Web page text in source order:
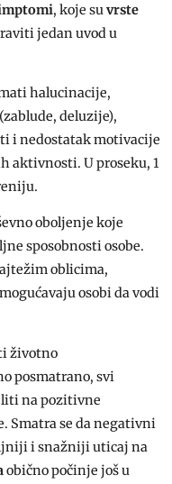
, koje su vrste
jedan uvod u
halucinacije,
deluzije),
i nedostatak motivacije
aktivnosti. U proseku, 1
oboljenje koje
sposobnosti osobe.
oblicima,
osobi da vodi
životno
posmatrano, svi
na pozitivne
Smatra se da negativni
i snažniji uticaj na
obično počinje još u